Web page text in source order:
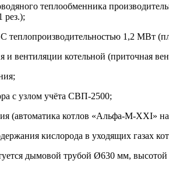
теплообменника
рез.);
теплопроизводительностью 1,2 МВт
и вентиляции котельной (приточная
с узлом учёта СВП-2500;
(автоматика котлов «Альфа-М-XXI»
кислорода в уходящих газах
дымовой трубой Ø630 мм,